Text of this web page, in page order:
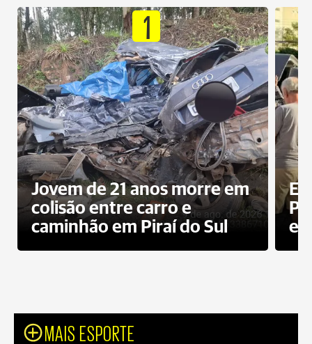
1
Jovem de 21 anos morre em
colisão entre carro e
caminhão em Piraí do Sul
MAIS ESPORTE